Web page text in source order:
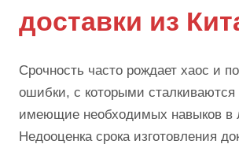
доставки из
Срочность часто рождает хаос и
ошибки, с которыми сталкиваются
имеющие необходимых навыков в
Недооценка срока изготовления